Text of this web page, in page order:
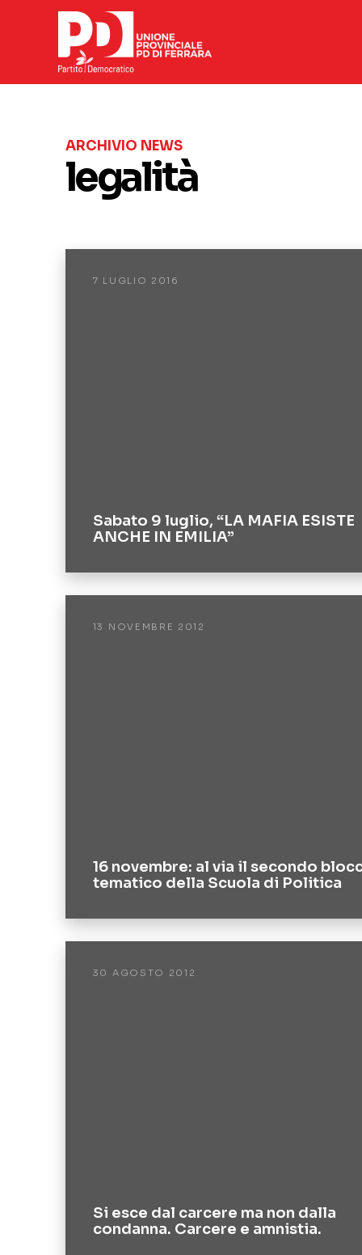
ARCHIVIO NEWS
legalità
7 LUGLIO 2016
Sabato 9 luglio, “LA MAFIA ESISTE
ANCHE IN EMILIA”
13 NOVEMBRE 2012
16 novembre: al via il secondo
tematico della Scuola di Politica
30 AGOSTO 2012
Si esce dal carcere ma non dalla
condanna. Carcere e amnistia.